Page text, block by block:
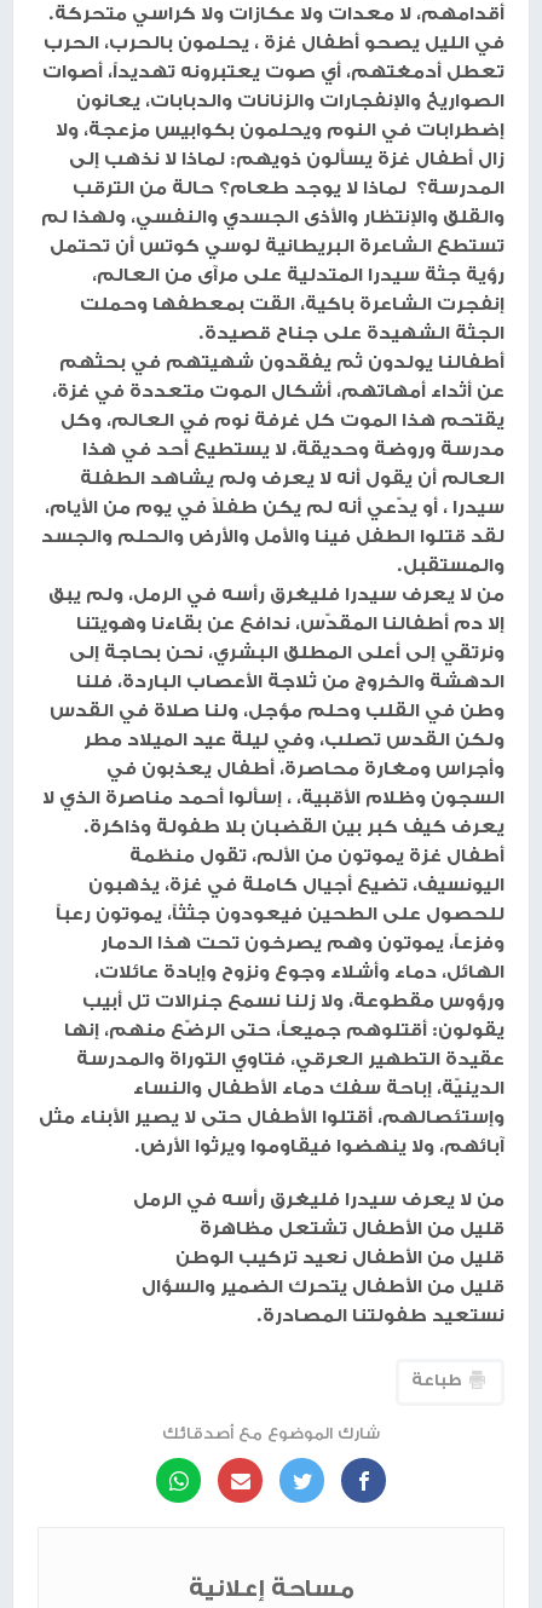
أقدامهم، لا معدات ولا عكازات ولا كراسي متحركة.
في الليل يصحو أطفال غزة ، يحلمون بالحرب، الحرب
تعطل أدمغتهم، أي صوت يعتبرونه تهديداً، أصوات
الصواريخ والإنفجارات والزنانات والدبابات، يعانون
إضطرابات في النوم ويحلمون بكوابيس مزعجة، ولا
زال أطفال غزة يسألون ذويهم: لماذا لا نذهب إلى
المدرسة؟ لماذا لا يوجد طعام؟ حالة من الترقب
والقلق والإنتظار والأذى الجسدي والنفسي، ولهذا لم
تستطع الشاعرة البريطانية لوسي كوتس أن تحتمل
رؤية جثة سيدرا المتدلية على مرآى من العالم،
إنفجرت الشاعرة باكية، القت بمعطفها وحملت
الجثة الشهيدة على جناح قصيدة.
أطفالنا يولدون ثم يفقدون شهيتهم في بحثهم
عن أثداء أمهاتهم، أشكال الموت متعددة في غزة،
يقتحم هذا الموت كل غرفة نوم في العالم، وكل
مدرسة وروضة وحديقة، لا يستطيع أحد في هذا
العالم أن يقول أنه لا يعرف ولم يشاهد الطفلة
سيدرا ، أو يدّعي أنه لم يكن طفلاً في يوم من الأيام،
لقد قتلوا الطفل فينا والأمل والأرض والحلم والجسد
والمستقبل.
من لا يعرف سيدرا فليغرق رأسه في الرمل، ولم يبق
إلا دم أطفالنا المقدّس، ندافع عن بقاءنا وهويتنا
ونرتقي إلى أعلى المطلق البشري، نحن بحاجة إلى
الدهشة والخروج من ثلاجة الأعصاب الباردة، فلنا
وطن في القلب وحلم مؤجل، ولنا صلاة في القدس
ولكن القدس تصلب، وفي ليلة عيد الميلاد مطر
وأجراس ومغارة محاصرة، أطفال يعذبون في
السجون وظلام الأقبية، ، إسألوا أحمد مناصرة الذي لا
يعرف كيف كبر بين القضبان بلا طفولة وذاكرة.
أطفال غزة يموتون من الألم، تقول منظمة
اليونسيف، تضيع أجيال كاملة في غزة، يذهبون
للحصول على الطحين فيعودون جثثاً، يموتون رعباً
وفزعاً، يموتون وهم يصرخون تحت هذا الدمار
الهائل، دماء وأشلاء وجوع ونزوح وإبادة عائلات،
ورؤوس مقطوعة، ولا زلنا نسمع جنرالات تل أبيب
يقولون: أقتلوهم جميعاً، حتى الرضّع منهم، إنها
عقيدة التطهير العرقي، فتاوي التوراة والمدرسة
الدينيّة، إباحة سفك دماء الأطفال والنساء
وإستئصالهم، أقتلوا الأطفال حتى لا يصير الأبناء مثل
آبائهم، ولا ينهضوا فيقاوموا ويرثوا الأرض.
من لا يعرف سيدرا فليغرق رأسه في الرمل
قليل من الأطفال تشتعل مظاهرة
قليل من الأطفال نعيد تركيب الوطن
قليل من الأطفال يتحرك الضمير والسؤال
نستعيد طفولتنا المصادرة.
طباعة
شارك الموضوع مع أصدقائك
مساحة إعلانية